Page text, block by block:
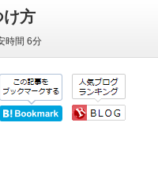
け方
時間6分